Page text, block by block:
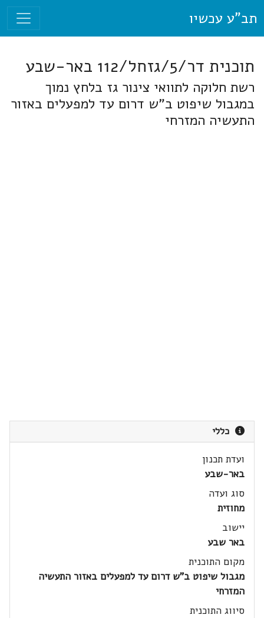
תב"ע עכשיו
תוכנית דר/5/גזחל/112 באר-שבע
רשת חלוקה לתוואי צינור גז בלחץ נמוך
במגבול שיפוט ב"ש דרום עד למפעלים באזור
התעשיה המזרחי
כללי
ועדת תכנון
באר-שבע
סוג ועדה
מחוזית
יישוב
באר שבע
מקום התוכנית
מגבול שיפוט ב"ש דרום עד למפעלים באזור התעשיה
המזרחי
סיווג התוכנית